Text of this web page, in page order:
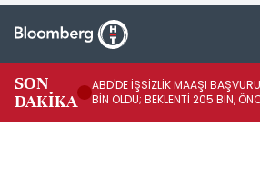
SON
DAKİKA
ABD'DE İŞSİZLİK MAAŞI
BİN OLDU; BEKLENTİ 205 BİN,